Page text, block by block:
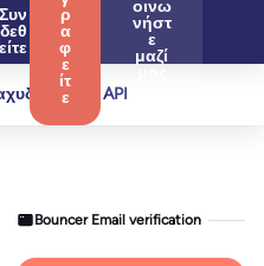
Συν
δεθ
είτε
ρ
α
φ
ε
ίτ
ε
οινω
νήστ
ε
μαζί
API
Bouncer Email verification